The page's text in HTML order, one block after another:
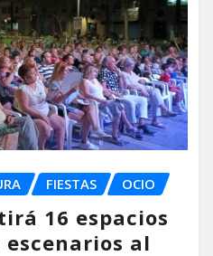
FIESTAS OCIO
16 espacios
al